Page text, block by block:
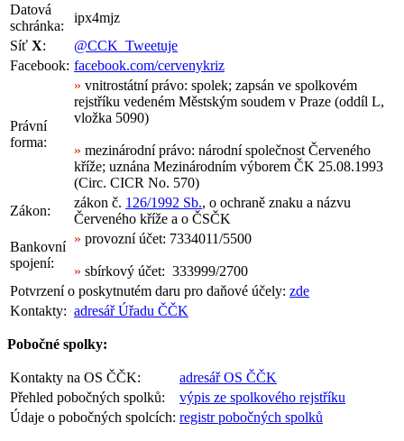
Datová
schránka:
ipx4mjz
Síť X:
@CCK_Tweetuje
Facebook: facebook.com/cervenykriz
Právní
forma:
» vnitrostátní právo: spolek; zapsán ve spolkovém
rejstříku vedeném Městským soudem v Praze (oddíl L,
vložka 5090)
» mezinárodní právo: národní společnost Červeného
kříže; uznána Mezinárodním výborem ČK 25.08.1993
(Circ. CICR No. 570)
Zákon:
zákon č. 126/1992 Sb., o ochraně znaku a názvu
Červeného kříže a o ČSČK
Bankovní
spojení:
» provozní účet: 7334011/5500
» sbírkový účet: 333999/2700
Potvrzení o poskytnutém daru pro daňové účely: zde
Kontakty: adresář Úřadu ČČK
Pobočné spolky:
Kontakty na OS ČČK:
adresář OS ČČK
Přehled pobočných spolků:
výpis ze spolkového rejstříku
Údaje o pobočných spolcích: registr pobočných spolků